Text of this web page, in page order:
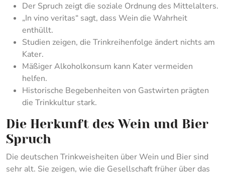
Der Spruch zeigt die soziale Ordnung des Mittelalters.
„In vino veritas“ sagt, dass Wein die Wahrheit
enthüllt.
Studien zeigen, die Trinkreihenfolge ändert nichts am
Kater.
Mäßiger Alkoholkonsum kann Kater vermeiden
helfen.
Historische Begebenheiten von Gastwirten prägten
die Trinkkultur stark.
Die Herkunft des Wein und Bier
Spruch
Die deutschen Trinkweisheiten über Wein und Bier sind
sehr alt. Sie zeigen, wie die Gesellschaft früher über das